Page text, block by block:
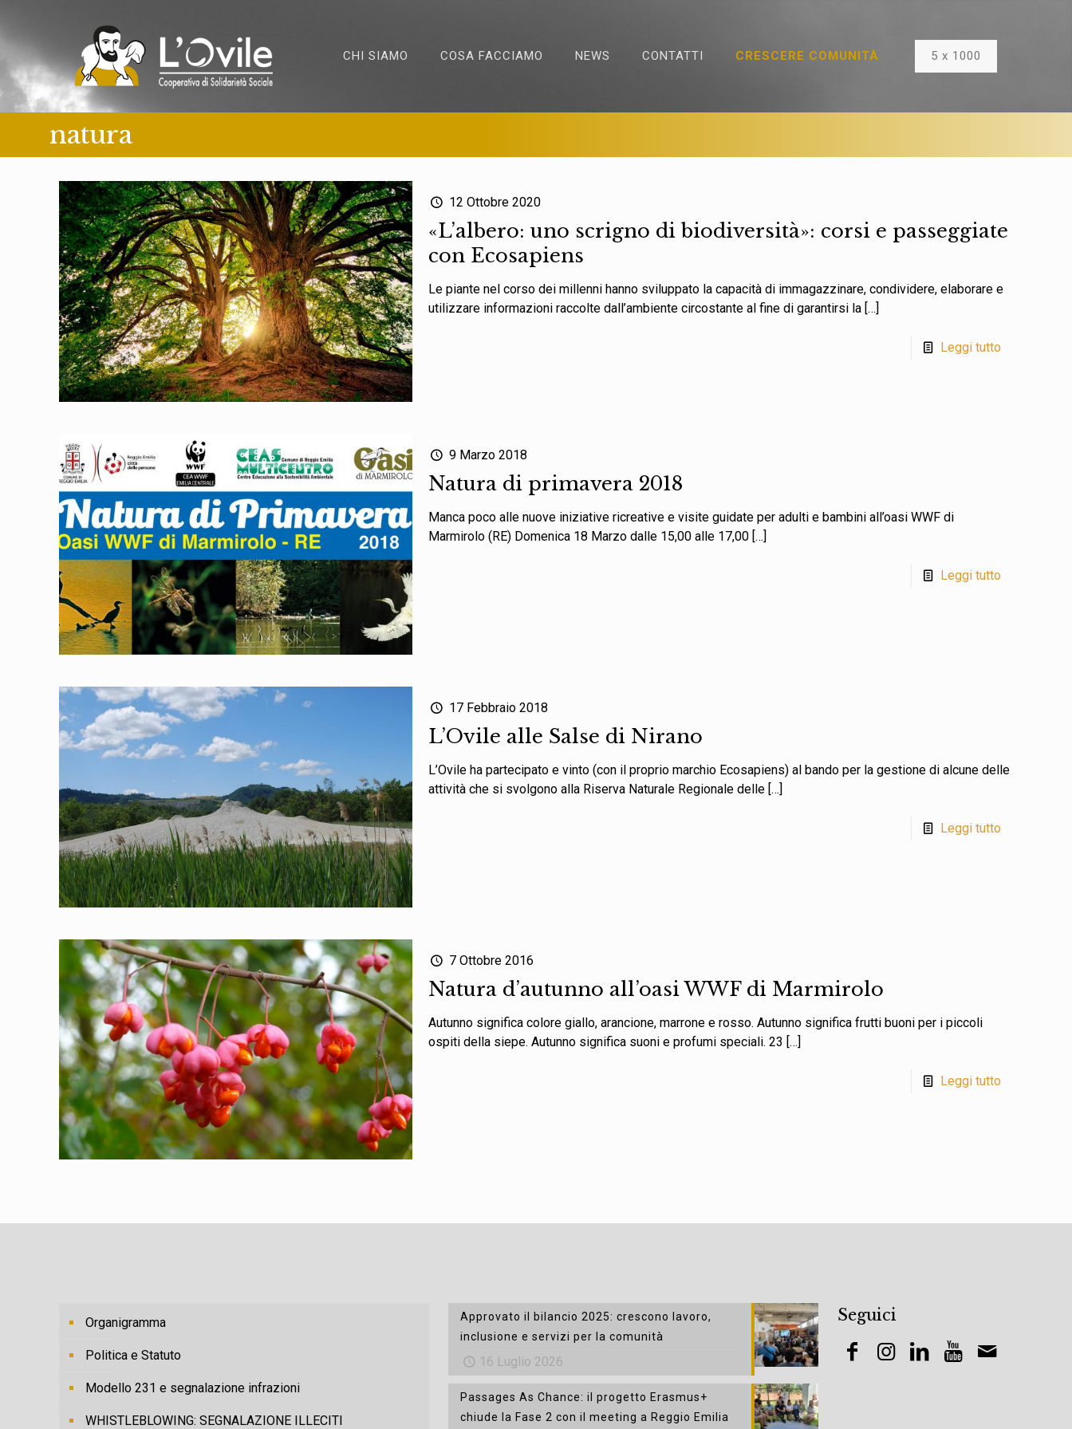
CHI SIAMO COSA FACCIAMO NEWS CONTATTI CRESCERE COMUNITÀ 5 x 1000
natura
12 Ottobre 2020
«L’albero: uno scrigno di biodiversità»: corsi e passeggiate
con Ecosapiens
Le piante nel corso dei millenni hanno sviluppato la capacità di immagazzinare, condividere, elaborare e
utilizzare informazioni raccolte dall’ambiente circostante al fine di garantirsi la[…]
Leggi tutto
9 Marzo 2018
Natura di primavera 2018
Manca poco alle nuove iniziative ricreative e visite guidate per adulti e bambini all’oasi WWF di
Marmirolo (RE) Domenica 18 Marzo dalle 15,00 alle 17,00[…]
Leggi tutto
17 Febbraio 2018
L’Ovile alle Salse di Nirano
L’Ovile ha partecipato e vinto (con il proprio marchio Ecosapiens) al bando per la gestione di alcune delle
attività che si svolgono alla Riserva Naturale Regionale delle[…]
Leggi tutto
7 Ottobre 2016
Natura d’autunno all’oasi WWF di Marmirolo
Autunno significa colore giallo, arancione, marrone e rosso. Autunno significa frutti buoni per i piccoli
ospiti della siepe. Autunno significa suoni e profumi speciali. 23 […]
Leggi tutto
Organigramma
Politica e Statuto
Modello 231 e segnalazione infrazioni
WHISTLEBLOWING: SEGNALAZIONE ILLECITI
Approvato il bilancio 2025: crescono lavoro,
inclusione e servizi per la comunità
16 Luglio 2026
Passages As Chance: il progetto Erasmus+
chiude la Fase 2 con il meeting a Reggio Emilia
Seguici